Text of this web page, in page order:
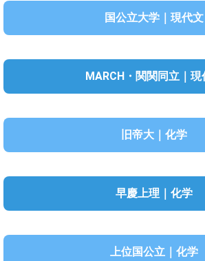
国公立大学｜現代文
MARCH・関関同立｜現
旧帝大｜化学
早慶上理｜化学
上位国公立｜化学